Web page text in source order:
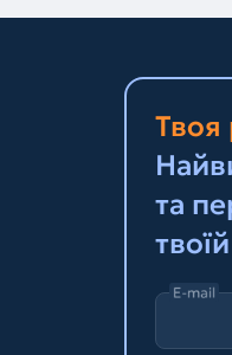
Твоя
та
E-mail